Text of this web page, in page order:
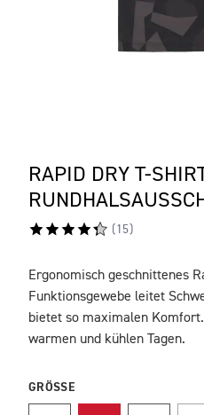
RAPID DRY T-
( 15)
BESCHREIBUNG
Ergonomisch geschnittenes
Funktionsgewebe leitet
bietet so maximalen
warmen und kühlen Tagen.
GRÖSSE